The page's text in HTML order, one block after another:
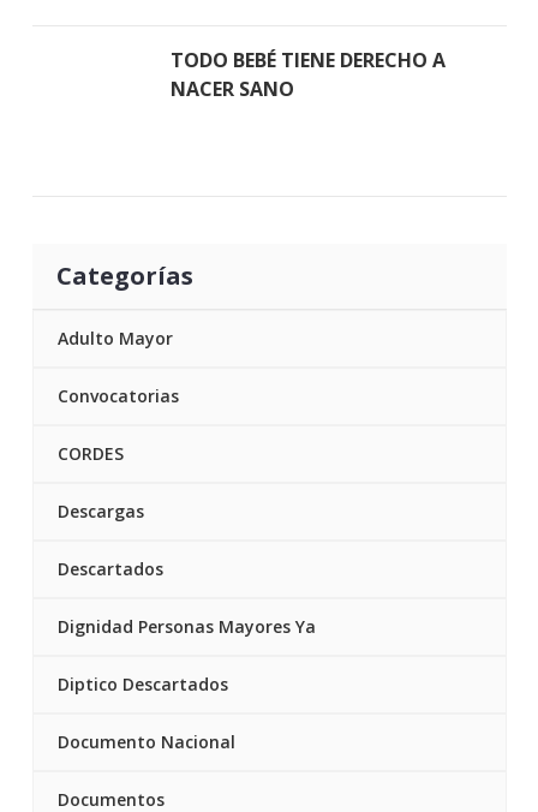
TODO BEBÉ TIENE DERECHO A
NACER SANO
Categorías
Adulto Mayor
Convocatorias
CORDES
Descargas
Descartados
Dignidad Personas Mayores Ya
Diptico Descartados
Documento Nacional
Documentos